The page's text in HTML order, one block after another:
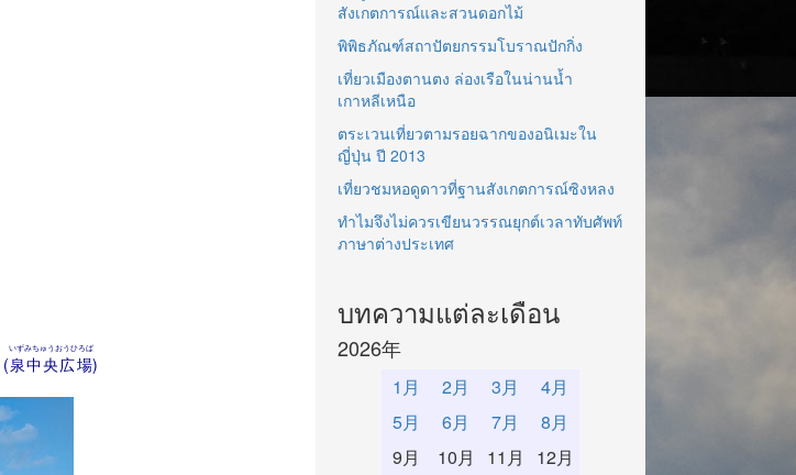
(泉中央広場
いずみちゅうおうひろば
)
สังเกตการณ์และสวนดอกไม้
พิพิธภัณฑ์สถาปัตยกรรมโบราณปักกิ่ง
เที่ยวเมืองตานตง ล่องเรือในน่านน้ำ
เกาหลีเหนือ
ตระเวนเที่ยวตามรอยฉากของอนิเมะใน
ญี่ปุ่น ปี 2013
เที่ยวชมหอดูดาวที่ฐานสังเกตการณ์ซิงหลง
ทำไมจึงไม่ควรเขียนวรรณยุกต์เวลาทับศัพท์
ภาษาต่างประเทศ
บทความแต่ละเดือน
2026年
1月 2月 3月
4月
5月
6月 7月
8月
9月
10月 11月 12月